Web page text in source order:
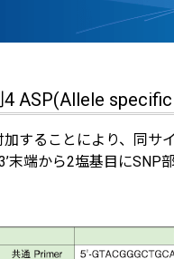
4 ASP(Allele
することにより、同
末端から2塩基目に